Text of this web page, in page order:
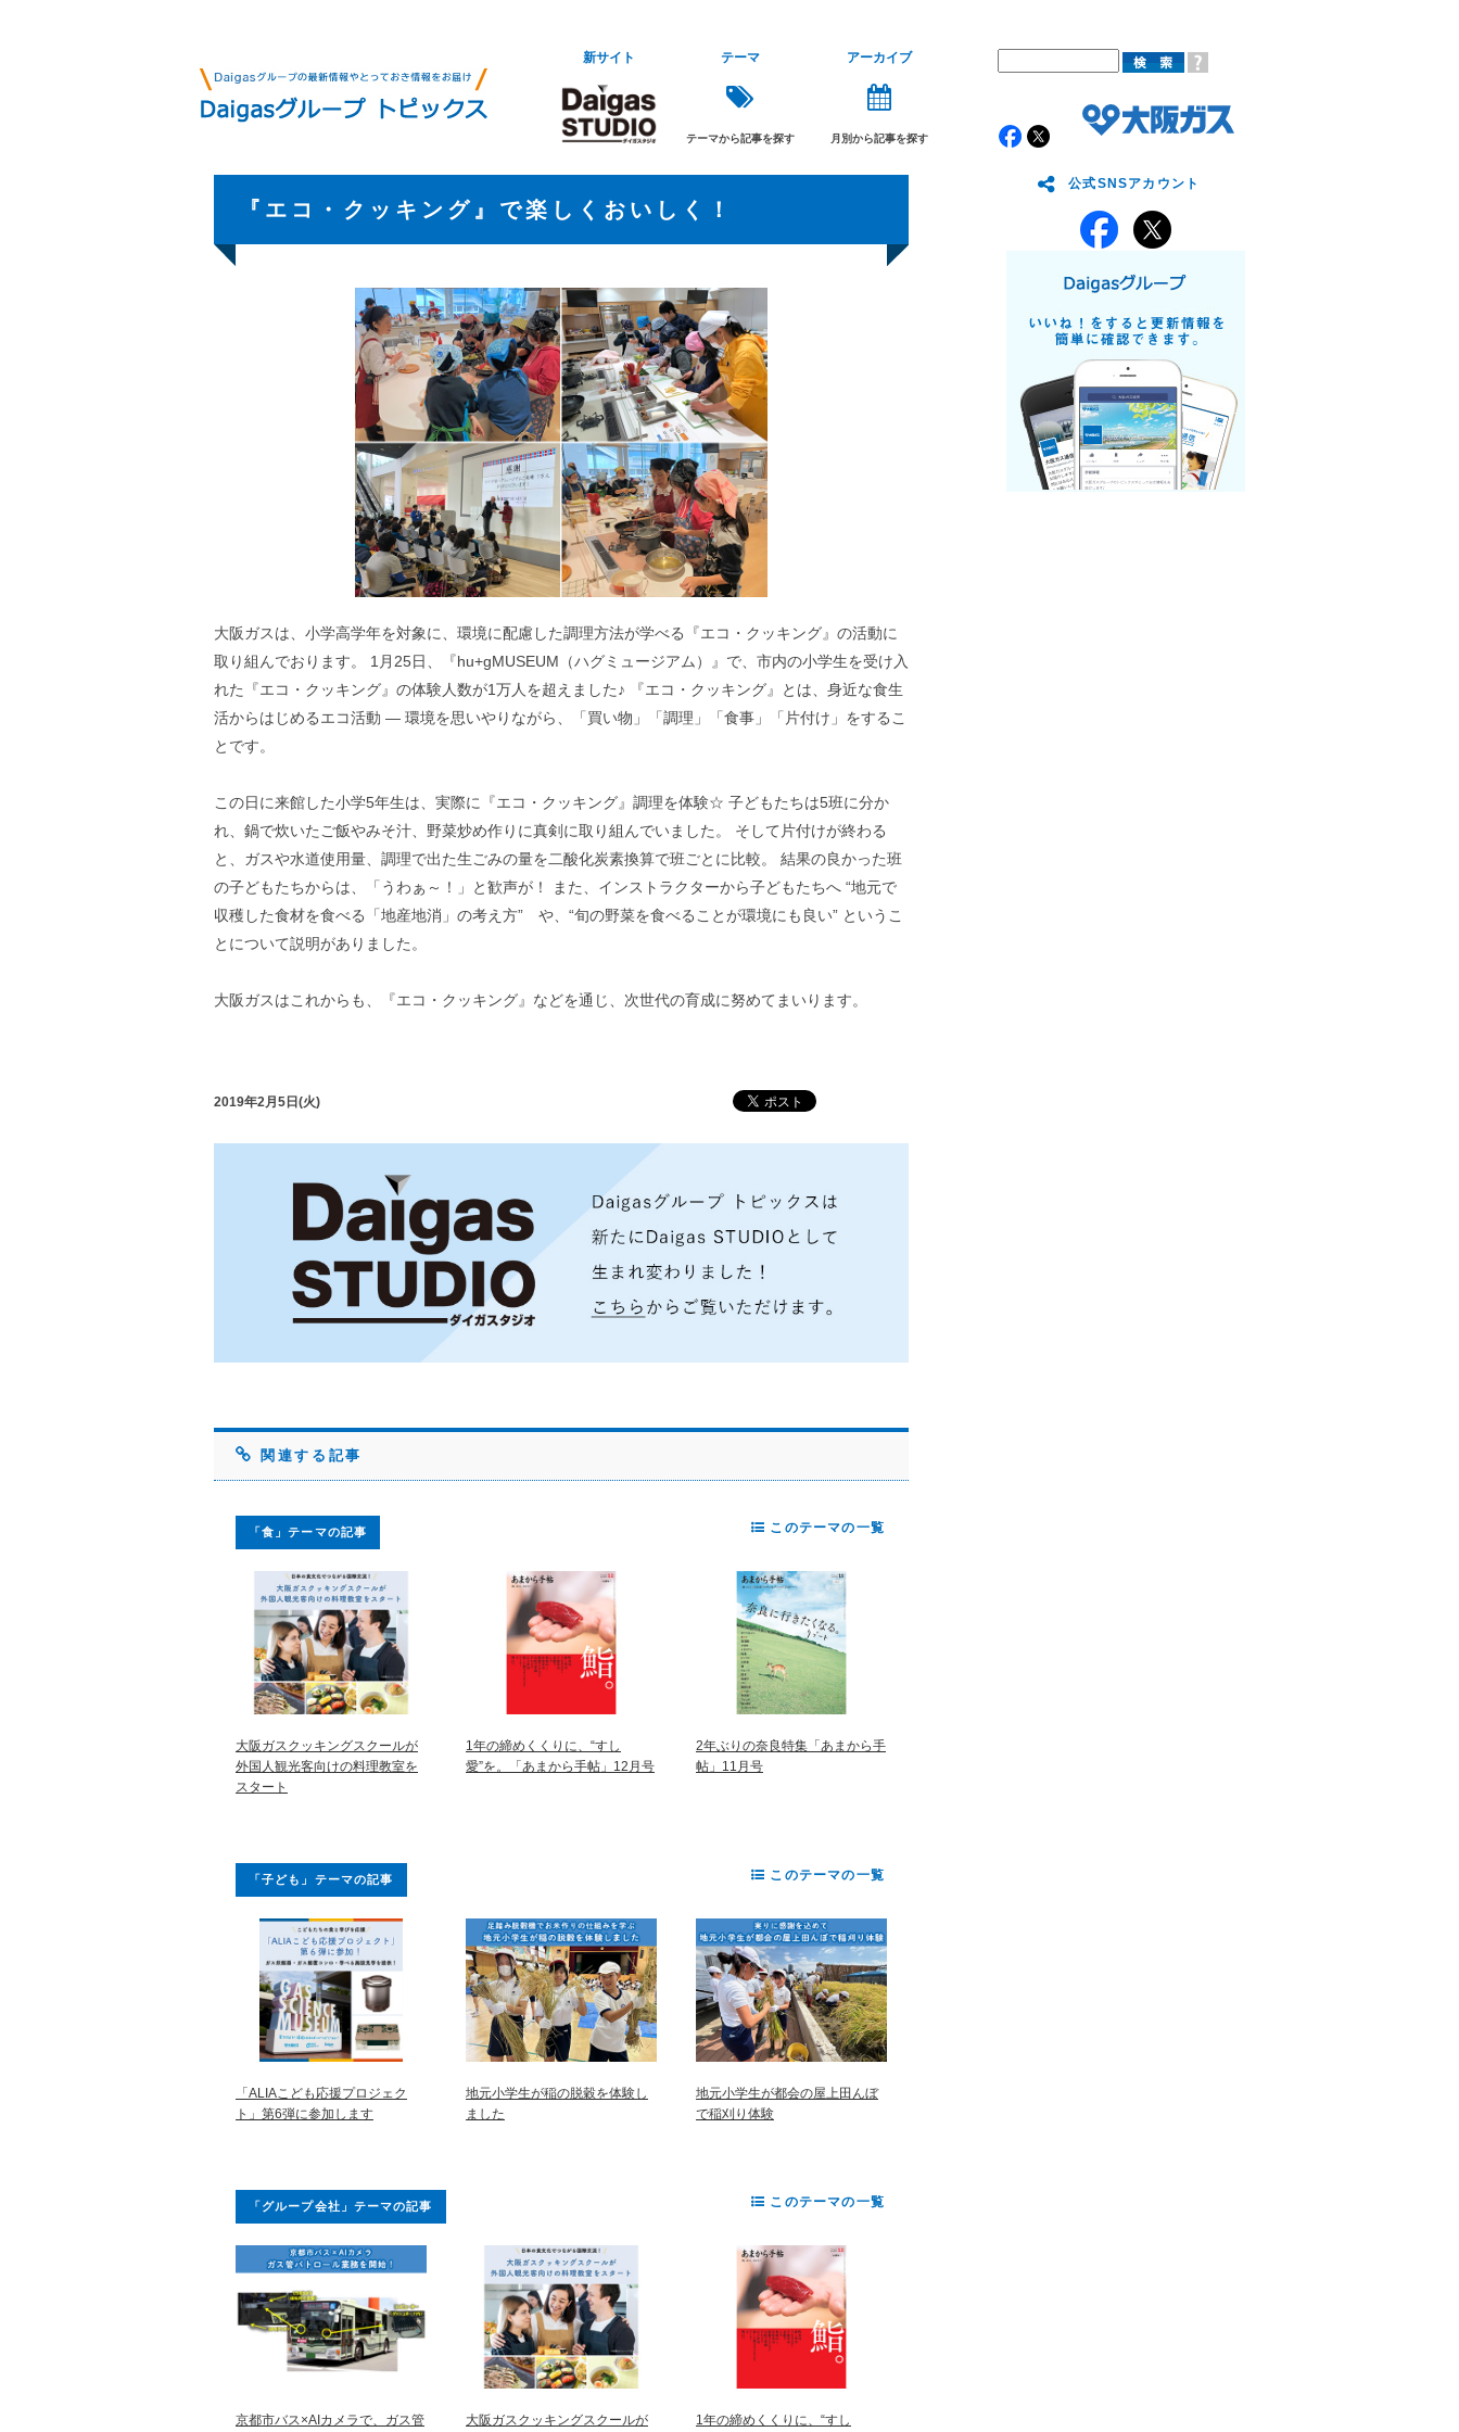
新サイト テーマ
テーマから記事を探す
アーカイブ
月別から記事を探す
『エコ・クッキング』で楽しくおいしく！
大阪ガスは、小学高学年を対象に、環境に配慮した調理方法が学べる『エコ・クッキング』の活動に
取り組んでおります。 1月25日、『hu+gMUSEUM（ハグミュージアム）』で、市内の小学生を受け入
れた『エコ・クッキング』の体験人数が1万人を超えました♪ 『エコ・クッキング』とは、身近な食生
活からはじめるエコ活動 ― 環境を思いやりながら、「買い物」「調理」「食事」「片付け」をするこ
とです。
この日に来館した小学5年生は、実際に『エコ・クッキング』調理を体験☆ 子どもたちは5班に分か
れ、鍋で炊いたご飯やみそ汁、野菜炒め作りに真剣に取り組んでいました。 そして片付けが終わる
と、ガスや水道使用量、調理で出た生ごみの量を二酸化炭素換算で班ごとに比較。 結果の良かった班
の子どもたちからは、「うわぁ～！」と歓声が！ また、インストラクターから子どもたちへ “地元で
収穫した食材を食べる「地産地消」の考え方” や、“旬の野菜を食べることが環境にも良い” というこ
とについて説明がありました。
大阪ガスはこれからも、『エコ・クッキング』などを通じ、次世代の育成に努めてまいります。
2019年2月5日(火)
関連する記事
「食」テーマの記事
大阪ガスクッキングスクールが
外国人観光客向けの料理教室を
スタート
1年の締めくくりに、“すし
愛”を。「あまから手帖」12月号
2年ぶりの奈良特集「あまから手
帖」11月号
このテーマの一覧
「子ども」テーマの記事
「ALIAこども応援プロジェク
ト」第6弾に参加します
地元小学生が稲の脱穀を体験し
ました
地元小学生が都会の屋上田んぼ
で稲刈り体験
このテーマの一覧
「グループ会社」テーマの記事
京都市バス×AIカメラで、ガス管 大阪ガスクッキングスクールが 1年の締めくくりに、“すし
このテーマの一覧
公式SNSアカウント